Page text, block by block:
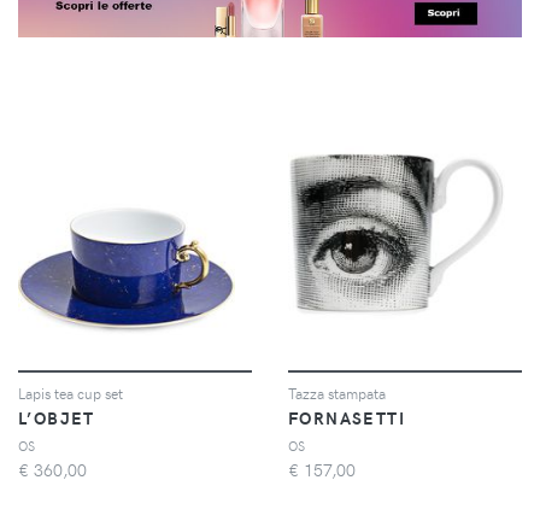
Lapis tea cup set
L’OBJET
OS
€ 360,00
Tazza stampata
FORNASETTI
OS
€ 157,00